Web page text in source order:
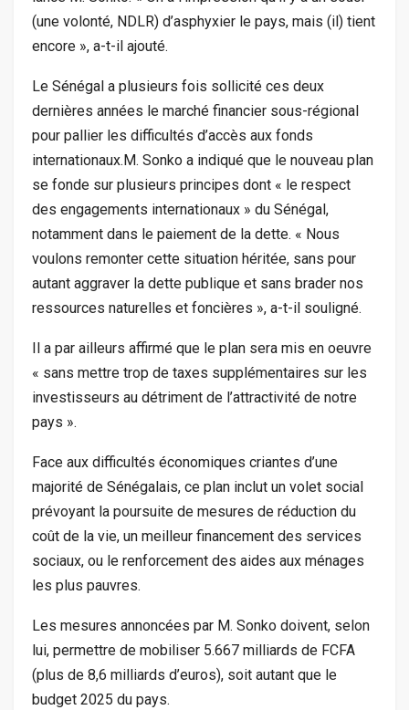
(une volonté, NDLR) d’asphyxier le pays, mais (il) tient
encore », a-t-il ajouté.
Le Sénégal a plusieurs fois sollicité ces deux
dernières années le marché financier sous-régional
pour pallier les difficultés d’accès aux fonds
internationaux.M. Sonko a indiqué que le nouveau plan
se fonde sur plusieurs principes dont « le respect
des engagements internationaux » du Sénégal,
notamment dans le paiement de la dette. « Nous
voulons remonter cette situation héritée, sans pour
autant aggraver la dette publique et sans brader nos
ressources naturelles et foncières », a-t-il souligné.
Il a par ailleurs affirmé que le plan sera mis en oeuvre
« sans mettre trop de taxes supplémentaires sur les
investisseurs au détriment de l’attractivité de notre
pays ».
Face aux difficultés économiques criantes d’une
majorité de Sénégalais, ce plan inclut un volet social
prévoyant la poursuite de mesures de réduction du
coût de la vie, un meilleur financement des services
sociaux, ou le renforcement des aides aux ménages
les plus pauvres.
Les mesures annoncées par M. Sonko doivent, selon
lui, permettre de mobiliser 5.667 milliards de FCFA
(plus de 8,6 milliards d’euros), soit autant que le
budget 2025 du pays.